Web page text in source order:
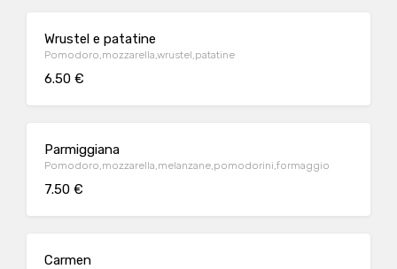
Wrustel e patatine
Pomodoro,mozzarella,wrustel,patatine
6.50 €
Parmiggiana
Pomodoro,mozzarella,melanzane,pomodorini,formaggio
7.50 €
Carmen